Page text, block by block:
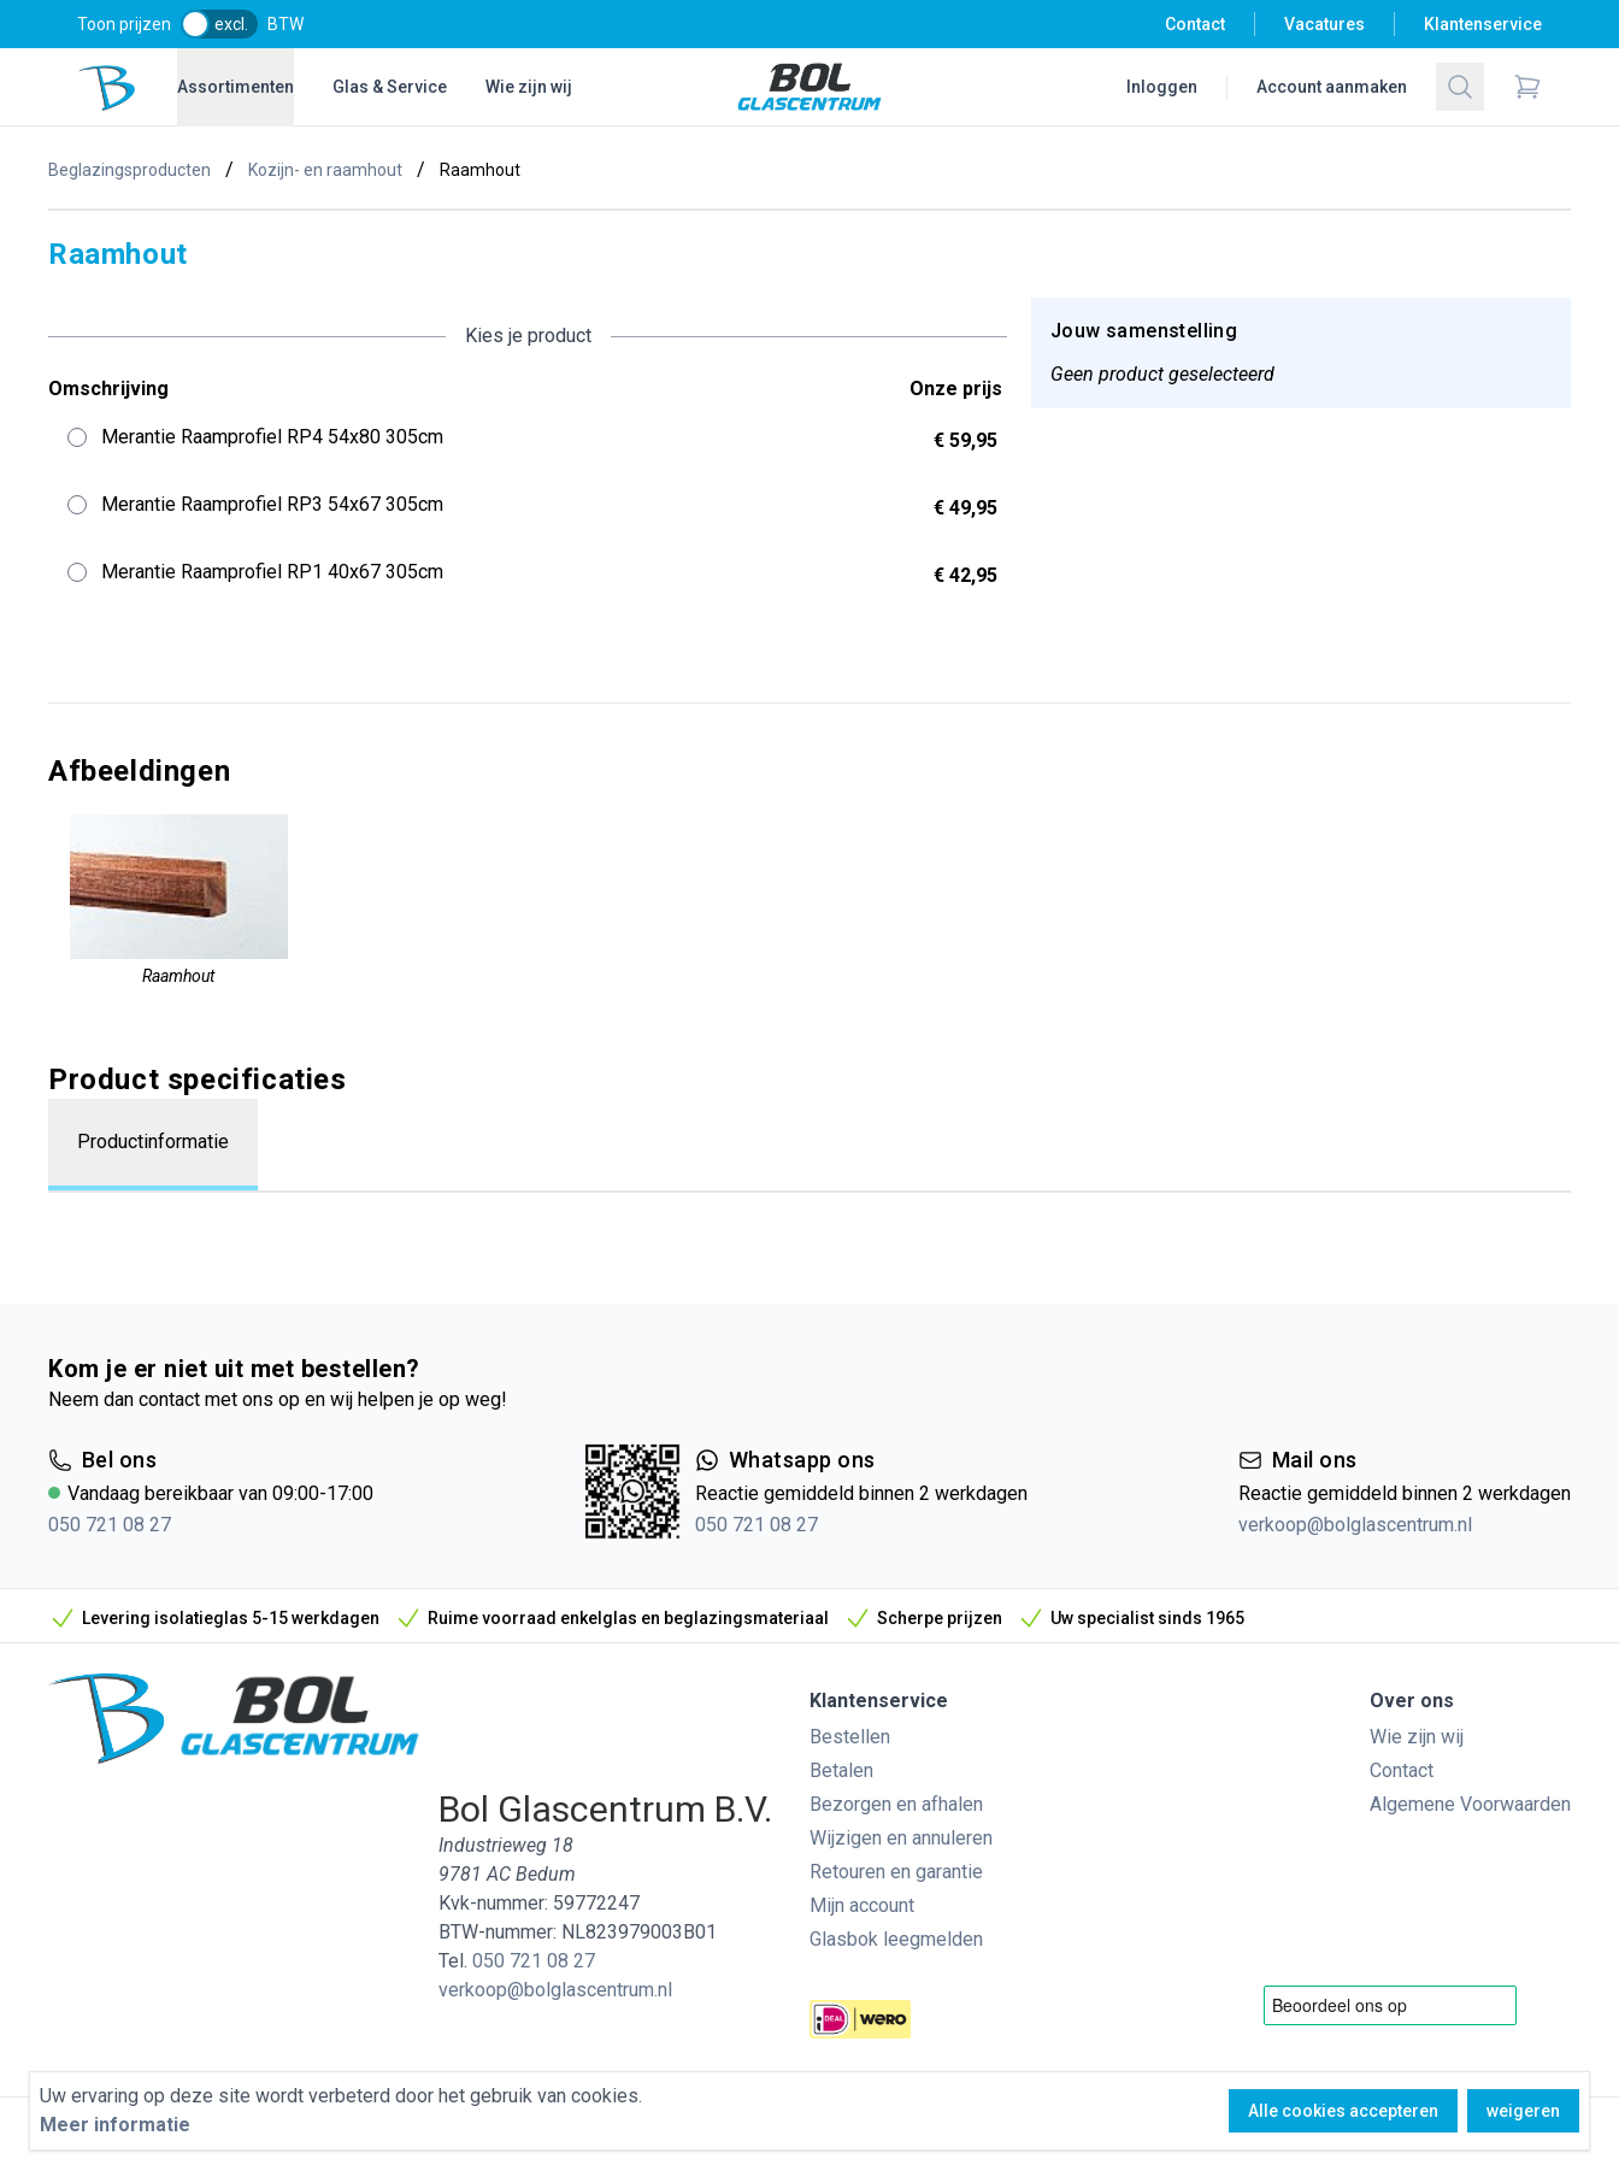
Toon prijzen excl. BTW Contact Vacatures Klantenservice
Bol Glascentrum B.V.Assortimenten Glas & Service Wie zijn wij
Bol Glascentrum B.V.
Inloggen Account aanmaken Zoeken
Items in
Beglazingsproducten / Kozijn- en raamhout / Raamhout
Raamhout
Kies je product
Omschrijving Onze prijs
Merantie Raamprofiel RP4 54x80 305cm € 59,95
Merantie Raamprofiel RP3 54x67 305cm € 49,95
Merantie Raamprofiel RP1 40x67 305cm € 42,95
Jouw samenstelling
Geen product geselecteerd
Afbeeldingen
Raamhout
Product specificaties
Productinformatie
Kom je er niet uit met bestellen?
Neem dan contact met ons op en wij helpen je op weg!
Bel ons
Vandaag bereikbaar van 09:00-17:00
050 721 08 27
Whatsapp ons
Reactie gemiddeld binnen 2 werkdagen
050 721 08 27
Mail ons
Reactie gemiddeld binnen 2 werkdagen
verkoop@bolglascentrum.nl
Levering isolatieglas 5-15 werkdagen Ruime voorraad enkelglas en beglazingsmateriaal Scherpe prijzen Uw specialist sinds 1965
Bol Glascentrum B.V.
Industrieweg 18
9781 AC Bedum
Kvk-nummer: 59772247
BTW-nummer: NL823979003B01
Tel. 050 721 08 27
verkoop@bolglascentrum.nl
Klantenservice
Bestellen
Betalen
Bezorgen en afhalen
Wijzigen en annuleren
Retouren en garantie
Mijn account
Glasbok leegmelden
Over ons
Wie zijn wij
Contact
Algemene Voorwaarden
Privacybeleid Copyright Bol Glascentrum B.V. © 1965 - 2026
Uw ervaring op deze site wordt verbeterd door het gebruik van cookies.
Meer informatie
Alle cookies accepteren weigeren